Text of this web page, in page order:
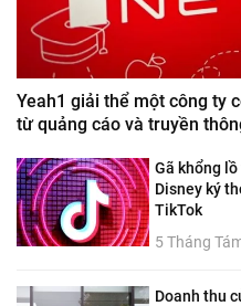
Yeah1 giải thể một công ty
từ quảng cáo và truyền
Gã khổng
Disney ký
TikTok
5 Tháng
Doanh thu